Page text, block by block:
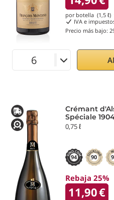
por botella (1,5 ℓ)
IVA e
Precio más bajo:
Crémant
Spéciale
0,75 ℓ
94 90
Rebaja 25%
11,90€